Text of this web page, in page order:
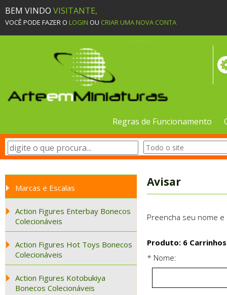
BEM VINDO VISITANTE,
VOCÊ PODE FAZER O LOGIN OU CRIAR UMA NOVA CONTA
Regras de Funcionamento
Marcas e Escalas
Action Figures Enterbay Bonecos
Colecionáveis
Action Figures Hot Toys Bonecos
Colecionáveis
Action Figures Kotobukiya
Bonecos Colecionáveis
Avisar
Preencha seu nome
Produto: 6
* Nome: